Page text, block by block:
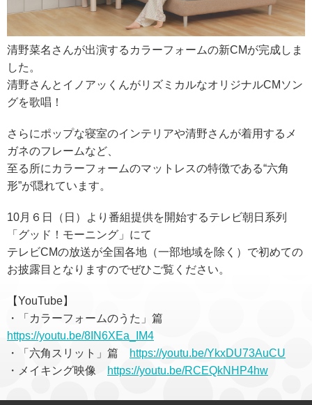
清野菜名さんが出演するカラーフォームの新CMが完成しま
した。
清野さんとイノアッくんがリズミカルなオリジナルCMソン
グを歌唱！
さらにポップな寝室のインテリアや清野さんが着用するメ
ガネのフレームなど、
至る所にカラーフォームのマットレスの特徴である“六角
形”が隠れています。
10月６日（日）より番組提供を開始するテレビ朝日系列
「グッド！モーニング」にて
テレビCMの放送が全国各地（一部地域を除く）で初めての
お披露目となりますのでぜひご覧ください。
【YouTube】
・「カラーフォームのうた」篇
https://youtu.be/8IN6XEa_IM4
・「六角スリット」篇
https://youtu.be/YkxDU73AuCU
・メイキング映像
https://youtu.be/RCEQkNHP4hw